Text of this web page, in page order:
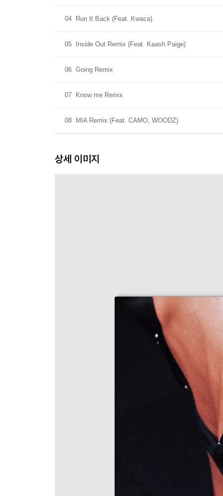
04 Run It Back (Feat. Kwaca)
05 Inside Out Remix (Feat. Kaash Paige)
06 Going Remix
07 Know me Remix
08 MIA Remix (Feat. CAMO, WOODZ)
상세 이미지